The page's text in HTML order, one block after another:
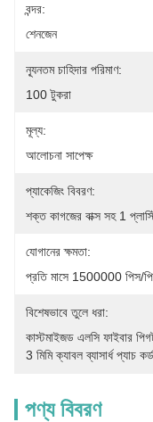
বন্দর:
শেনজেন
ন্যূনতম চাহিদার পরিমাণ:
100 টুকরা
মূল্য:
আলোচনা সাপেক্ষ
প্যাকেজিং বিবরণ:
শক্ত কাগজের বাক্স সহ 1
যোগানের ক্ষমতা:
প্রতি মাসে 1500000 পিস/
বিশেষভাবে তুলে ধরা:
কাস্টমাইজড এলসি ফাইবার
3 মিমি ক্যাবল ব্যাসার্ধ প্যাচ
পণ্য বিবরণ